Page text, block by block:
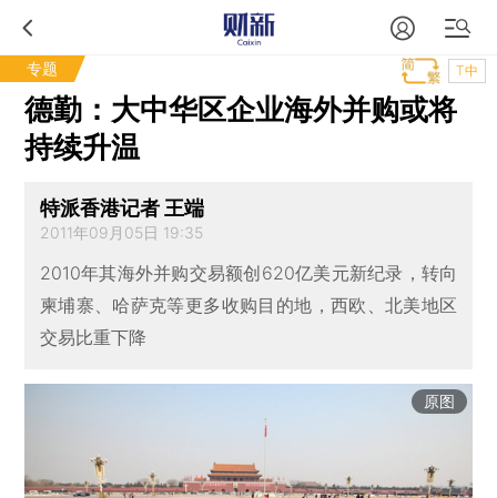
专题 T中
德勤：大中华区企业海外并购或将
持续升温
特派香港记者 王端
2011年09月05日 19:35
2010年其海外并购交易额创620亿美元新纪录，转向
柬埔寨、哈萨克等更多收购目的地，西欧、北美地区
交易比重下降
原图